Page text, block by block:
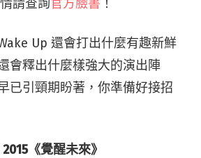
請查詢官方臉書 ！
Up 還會打出什麼有趣新鮮
會釋出什麼樣強大的演出陣
已引頸期盼著，你準備好接招
《覺醒未來》